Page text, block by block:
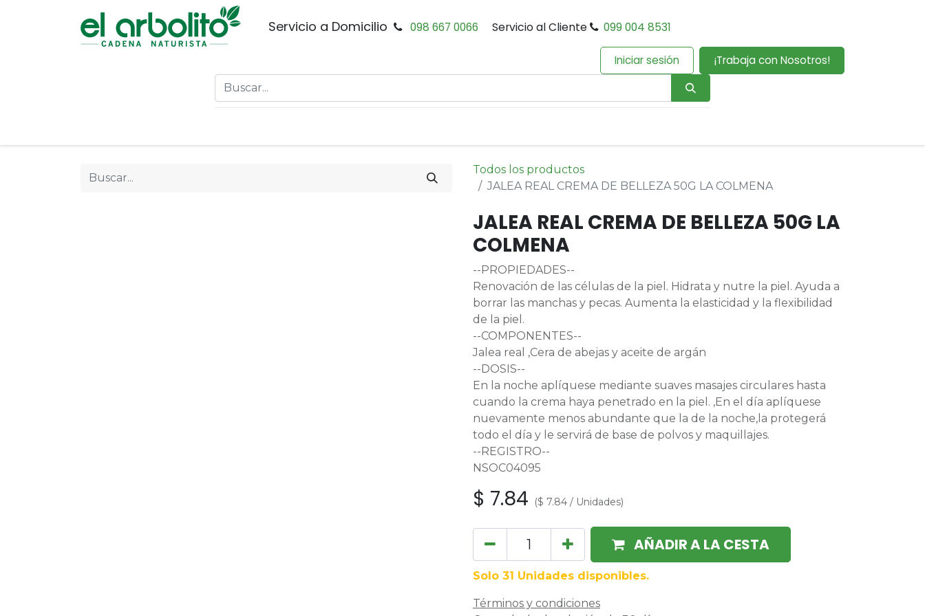
Servicio a Domicilio 098 667 0066 Servicio al Cliente 099 004 8531
Iniciar sesión ¡Trabaja con Nosotros!
Todos los productos
JALEA REAL CREMA DE BELLEZA 50G LA COLMENA
JALEA REAL CREMA DE BELLEZA 50G LA
COLMENA
--PROPIEDADES--
Renovación de las células de la piel. Hidrata y nutre la piel. Ayuda a
borrar las manchas y pecas. Aumenta la elasticidad y la flexibilidad
de la piel.
--COMPONENTES--
Jalea real ,Cera de abejas y aceite de argán
--DOSIS--
En la noche aplíquese mediante suaves masajes circulares hasta
cuando la crema haya penetrado en la piel. ,En el día aplíquese
nuevamente menos abundante que la de la noche,la protegerá
todo el día y le servirá de base de polvos y maquillajes.
--REGISTRO--
NSOC04095
$ 7.84 ($ 7.84 / Unidades)
AÑADIR A LA CESTA
Solo 31 Unidades disponibles.
Términos y condiciones